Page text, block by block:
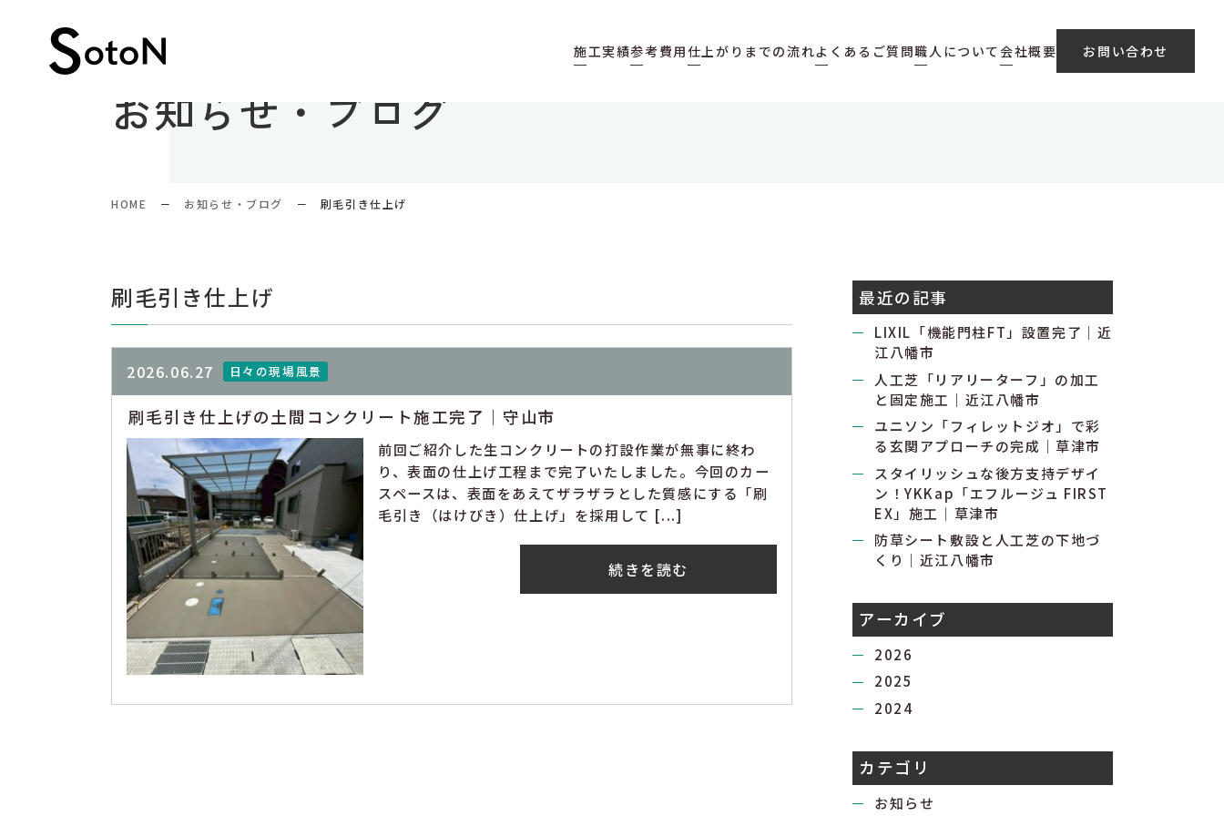
施工実績参考費用 仕上がりまでの流れよくあるご質問職人について会社概要 お問い合わせ
お知らせ・ブログ
HOME お知らせ・ブログ 刷毛引き仕上げ
刷毛引き仕上げ
2026.06.27 日々の現場風景
刷毛引き仕上げの土間コンクリート施工完了｜守山市
前回ご紹介した生コンクリートの打設作業が無事に終わ
り、表面の仕上げ工程まで完了いたしました。今回のカー
スペースは、表面をあえてザラザラとした質感にする「刷
毛引き（はけびき）仕上げ」を採用して [...]
続きを読む
最近の記事
LIXIL「機能門柱FT」設置完了｜近
江八幡市
人工芝「リアリーターフ」の加工
と固定施工｜近江八幡市
ユニソン「フィレットジオ」で彩
る玄関アプローチの完成｜草津市
スタイリッシュな後方支持デザイ
ン！YKKap「エフルージュ FIRST
EX」施工｜草津市
防草シート敷設と人工芝の下地づ
くり｜近江八幡市
アーカイブ
2026
2025
2024
カテゴリ
お知らせ